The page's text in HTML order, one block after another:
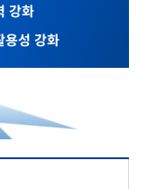
강화
용성 강화